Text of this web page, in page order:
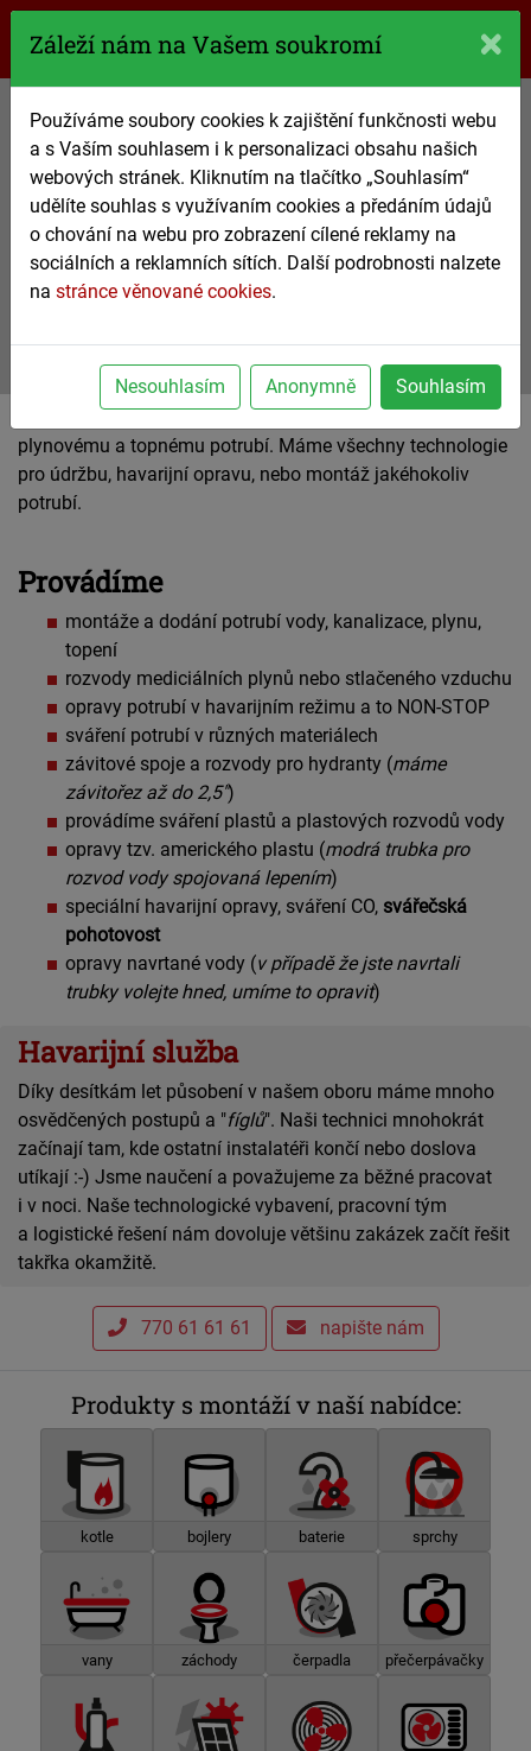
770 61 61 61
Potrubí
čištění, opravy a výměny od mistrů
svého řemesla
770 61 61 61
nezávazná poptávka
Věnujeme se nejen kanalizačnímu, ale také vodovodnímu,
plynovému a topnému potrubí. Máme všechny technologie
pro údržbu, havarijní opravu, nebo montáž jakéhokoliv
potrubí.
Provádíme
montáže a dodání potrubí vody, kanalizace, plynu,
topení
rozvody mediciálních plynů nebo stlačeného vzduchu
opravy potrubí v havarijním režimu a to NON-STOP
sváření potrubí v různých materiálech
závitové spoje a rozvody pro hydranty (máme
závitořez až do 2,5")
provádíme sváření plastů a plastových rozvodů vody
opravy tzv. amerického plastu (modrá trubka pro
rozvod vody spojovaná lepením)
speciální havarijní opravy, sváření CO, svářečská
pohotovost
opravy navrtané vody (v případě že jste navrtali
trubky volejte hned, umíme to opravit)
Havarijní služba
Díky desítkám let působení v našem oboru máme mnoho
osvědčených postupů a "fíglů". Naši technici mnohokrát
začínají tam, kde ostatní instalatéři končí nebo doslova
utíkají :-) Jsme naučení a považujeme za běžné pracovat
i v noci. Naše technologické vybavení, pracovní tým
a logistické řešení nám dovoluje většinu zakázek začít řešit
takřka okamžitě.
770 61 61 61 napište nám
Produkty s montáží v naší nabídce:
kotle bojlery baterie sprchy
vany záchody čerpadla přečerpávačky
Záleží nám na Vašem soukromí
Používáme soubory cookies k zajištění funkčnosti webu
a s Vaším souhlasem i k personalizaci obsahu našich
webových stránek. Kliknutím na tlačítko „Souhlasím“
udělíte souhlas s využívaním cookies a předáním údajů
o chování na webu pro zobrazení cílené reklamy na
sociálních a reklamních sítích. Další podrobnosti nalzete
na stránce věnované cookies.
Nesouhlasím Anonymně Souhlasím